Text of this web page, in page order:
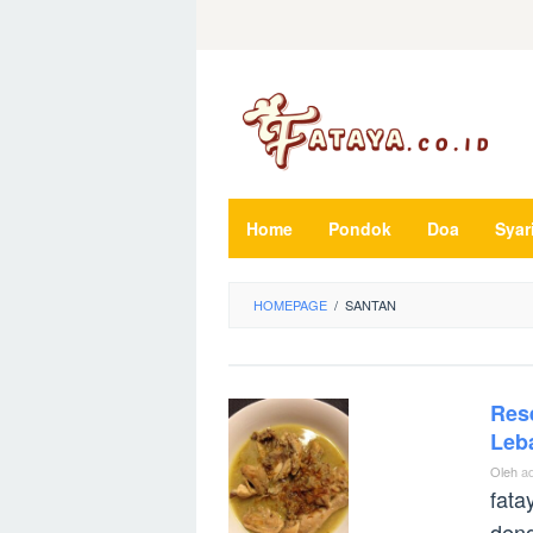
Home Pondok Doa
HOMEPAGE / SANTAN
Oleh